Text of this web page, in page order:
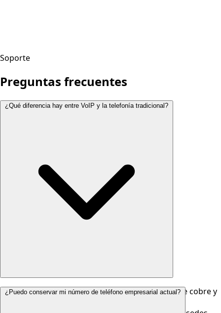
Soporte
Preguntas frecuentes
La telefonía tradicional (PSTN) usa líneas físicas de cobre y